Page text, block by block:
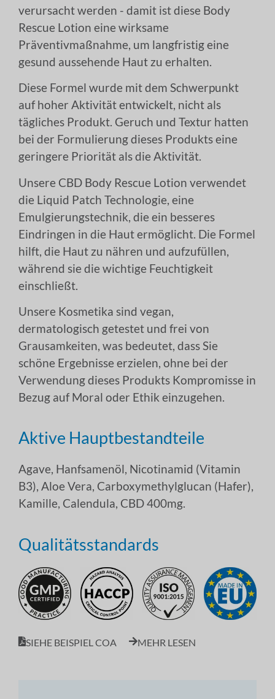
verursacht werden - damit ist diese Body
Rescue Lotion eine wirksame
Präventivmaßnahme, um langfristig eine
gesund aussehende Haut zu erhalten.
Diese Formel wurde mit dem Schwerpunkt
auf hoher Aktivität entwickelt, nicht als
tägliches Produkt. Geruch und Textur hatten
bei der Formulierung dieses Produkts eine
geringere Priorität als die Aktivität.
Unsere CBD Body Rescue Lotion verwendet
die Liquid Patch Technologie, eine
Emulgierungstechnik, die ein besseres
Eindringen in die Haut ermöglicht. Die Formel
hilft, die Haut zu nähren und aufzufüllen,
während sie die wichtige Feuchtigkeit
einschließt.
Unsere Kosmetika sind vegan,
dermatologisch getestet und frei von
Grausamkeiten, was bedeutet, dass Sie
schöne Ergebnisse erzielen, ohne bei der
Verwendung dieses Produkts Kompromisse in
Bezug auf Moral oder Ethik einzugehen.
Aktive Hauptbestandteile
Agave, Hanfsamenöl, Nicotinamid (Vitamin
B3), Aloe Vera, Carboxymethylglucan (Hafer),
Kamille, Calendula, CBD 400mg.
Qualitätsstandards
SIEHE BEISPIEL COA MEHR LESEN